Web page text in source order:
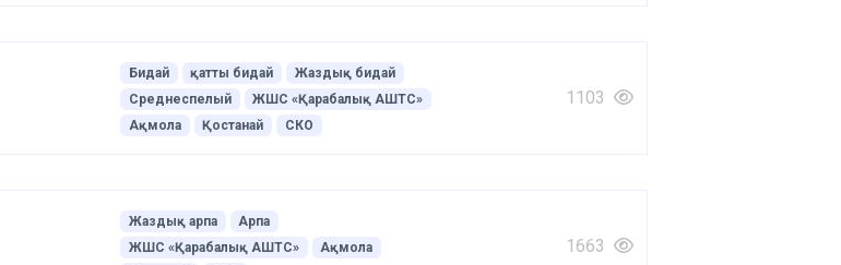
Бидай қатты бидай
Жаздық бидай
Среднеспелый
ЖШС «Қарабалық АШТС»
Ақмола
Қостанай СКО
1103
Жаздық арпа
Арпа
ЖШС «Қарабалық АШТС»
Ақмола
1663